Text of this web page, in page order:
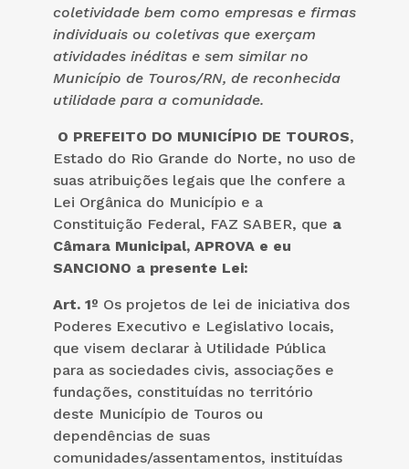
coletividade bem como empresas e firmas
individuais ou coletivas que exerçam
atividades inéditas e sem similar no
Município de Touros/RN, de reconhecida
utilidade para a comunidade.
O PREFEITO DO MUNICÍPIO DE TOUROS,
Estado do Rio Grande do Norte, no uso de
suas atribuições legais que lhe confere a
Lei Orgânica do Município e a
Constituição Federal, FAZ SABER, que a
Câmara Municipal, APROVA e eu
SANCIONO a presente Lei:
Art. 1º Os projetos de lei de iniciativa dos
Poderes Executivo e Legislativo locais,
que visem declarar à Utilidade Pública
para as sociedades civis, associações e
fundações, constituídas no território
deste Município de Touros ou
dependências de suas
comunidades/assentamentos, instituídas